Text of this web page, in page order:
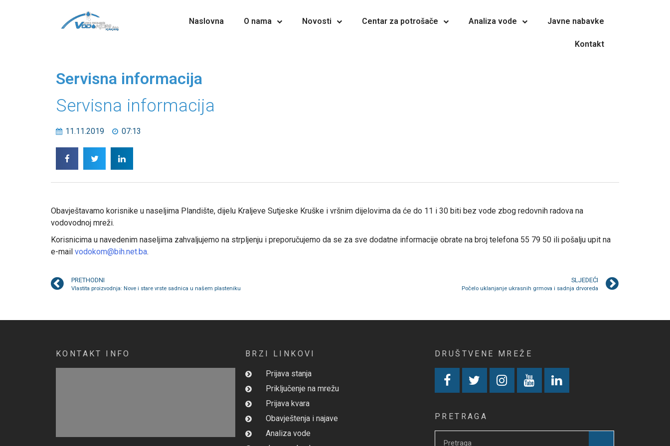
Naslovna O nama Novosti Centar za potrošače Analiza vode Javne nabavke
Kontakt
Servisna informacija
Servisna informacija
11.11.2019 07:13
Obavještavamo korisnike u naseljima Plandište, dijelu Kraljeve Sutjeske Kruške i vršnim dijelovima da će do 11 i 30 biti bez vode zbog redovnih radova na
vodovodnoj mreži.
Korisnicima u navedenim naseljima zahvaljujemo na strpljenju i preporučujemo da se za sve dodatne informacije obrate na broj telefona 55 79 50 ili pošalju upit na
e-mail vodokom@bih.net.ba.
PRETHODNI
Vlastita proizvodnja: Nove i stare vrste sadnica u našem plasteniku
SLJEDEĆI
Počelo uklanjanje ukrasnih grmova i sadnja drvoreda
KONTAKT INFO BRZI LINKOVI
Prijava stanja
Priključenje na mrežu
Prijava kvara
Obavještenja i najave
Analiza vode
DRUŠTVENE MREŽE
PRETRAGA